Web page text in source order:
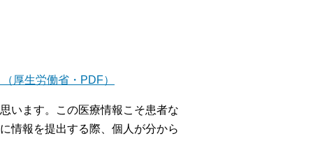
厚生労働省・PDF）
います。この医療情報こそ患者な
情報を提出する際、個人が分から